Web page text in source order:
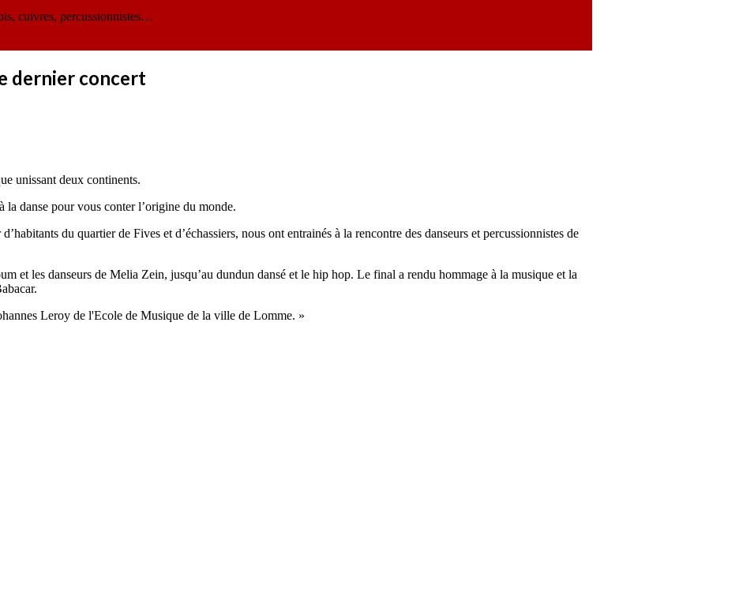
cuivres, percussionnistes…
dernier concert
unissant deux continents.
la danse pour vous conter l’origine du monde.
du quartier de Fives et d’échassiers, nous ont entrainés à la rencontre des danseurs et percussionnistes de
et les danseurs de Melia Zein, jusqu’au dundun dansé et le hip hop. Le final a rendu hommage à la musique et la
Leroy de l'Ecole de Musique de la ville de Lomme. »